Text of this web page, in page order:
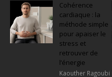
Cohérence
cardiaque : la
méthode simple
pour apaiser le
stress et
retrouver de
l’énergie
Kaouther Ragoubi